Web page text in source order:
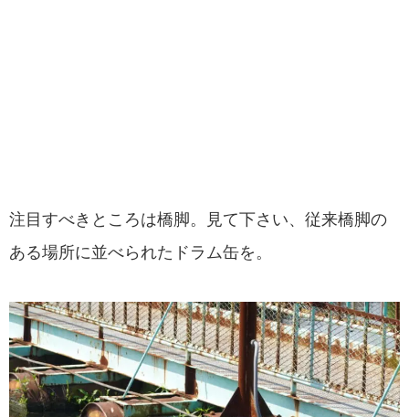
注目すべきところは橋脚。見て下さい、従来橋脚の
ある場所に並べられたドラム缶を。